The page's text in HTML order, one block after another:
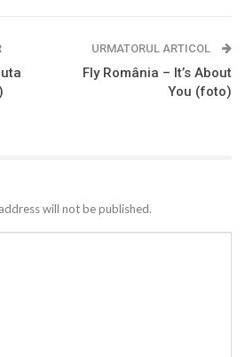
URMATORUL ARTICOL
Fly România – It’s About
You (foto)
will not be published.